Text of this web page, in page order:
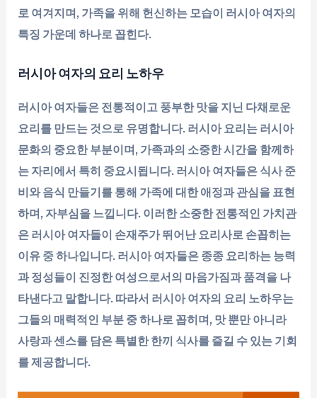
로 여겨지며, 가족을 위해 헌신하는 모습이 러시아 여자의
특징 가운데 하나로 꼽힌다.
러시아 여자의 요리 노하우
러시아 여자들은 전통적이고 풍부한 맛을 지닌 다채로운
요리를 만드는 것으로 유명합니다. 러시아 요리는 러시아
문화의 중요한 부분이며, 가족과의 소중한 시간을 함께하
는 자리에서 특히 중요시됩니다. 러시아 여자들은 식사 준
비와 음식 만들기를 통해 가족에 대한 애정과 관심을 표현
하며, 자부심을 느낍니다. 이러한 소중한 전통적인 가치관
은 러시아 여자들이 손재주가 뛰어난 요리사로 손꼽히는
이유 중 하나입니다. 러시아 여자들은 종종 요리하는 능력
과 정성들이 진정한 여성으로서의 마음가짐과 품격을 나
타낸다고 말합니다. 따라서 러시아 여자의 요리 노하우는
그들의 매력적인 부분 중 하나로 꼽히며, 맛 뿐만 아니라
사랑과 센스를 담은 특별한 한끼 식사를 즐길 수 있는 기회
를 제공합니다.